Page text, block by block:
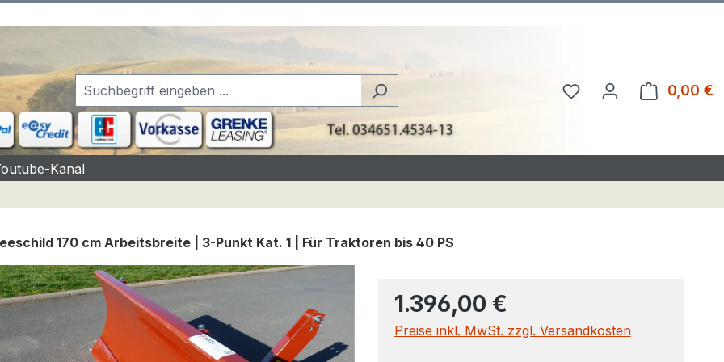
Du hast 0 Produkte
0,00 €
Kanal
170 cm Arbeitsbreite | 3-Punkt Kat. 1 | Für Traktoren bis 40 PS
überspringen
1.396,00 €
Preise inkl. MwSt. zzgl. Versandkosten